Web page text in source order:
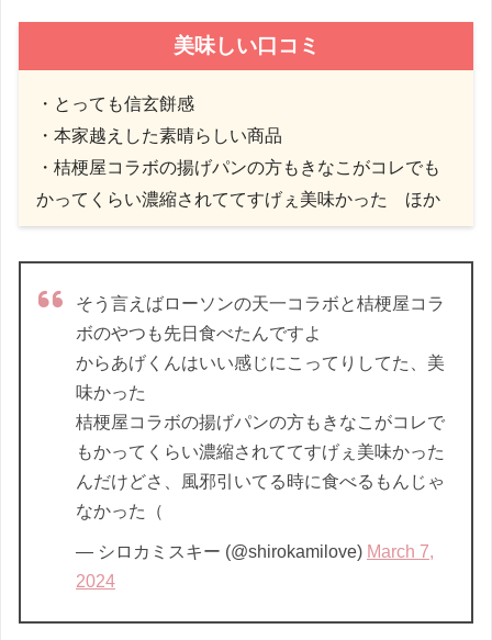
美味しい口コミ
・とっても信玄餅感
・本家越えした素晴らしい商品
・ 桔梗屋コラボの揚げパンの方もきなこがコレでも
かってくらい濃縮されててすげぇ美味かった ほか
そう言えばローソンの天一コラボと桔梗屋コラ
ボのやつも先日食べたんですよ
からあげくんはいい感じにこってりしてた、美
味かった
桔梗屋コラボの揚げパンの方もきなこがコレで
もかってくらい濃縮されててすげぇ美味かった
んだけどさ、風邪引いてる時に食べるもんじゃ
なかった（
— シロカミスキー (@shirokamilove) March 7,
2024